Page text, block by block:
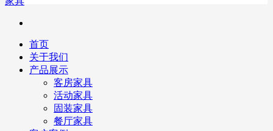
首页
关于我们
产品展示
客房家具
活动家具
固装家具
餐厅家具